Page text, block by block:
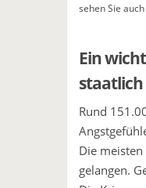
sehen Sie
Ein
Rund
Die
gelangen.